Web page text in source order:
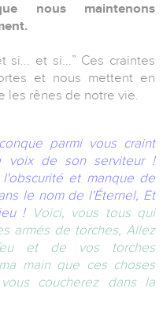
nous maintenons
si... et si...” Ces craintes
et nous mettent en
les rênes de notre vie.
parmi vous craint
voix de son serviteur !
et manque de
le nom de l'Éternel, Et
!
Voici, vous tous qui
armés de torches, Allez
et de vos torches
main que ces choses
coucherez dans la